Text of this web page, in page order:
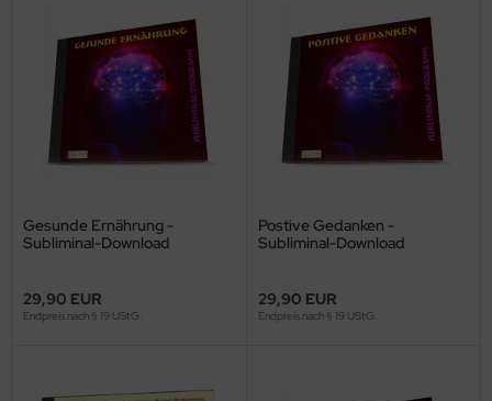
Gesunde Ernährung -
Subliminal-Download
29,90 EUR
Endpreis nach § 19 UStG.
Postive Gedanken -
Subliminal-Download
29,90 EUR
Endpreis nach § 19 UStG.